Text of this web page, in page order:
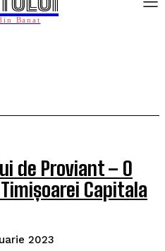
Banat
de Proviant – O
Capitala
2023